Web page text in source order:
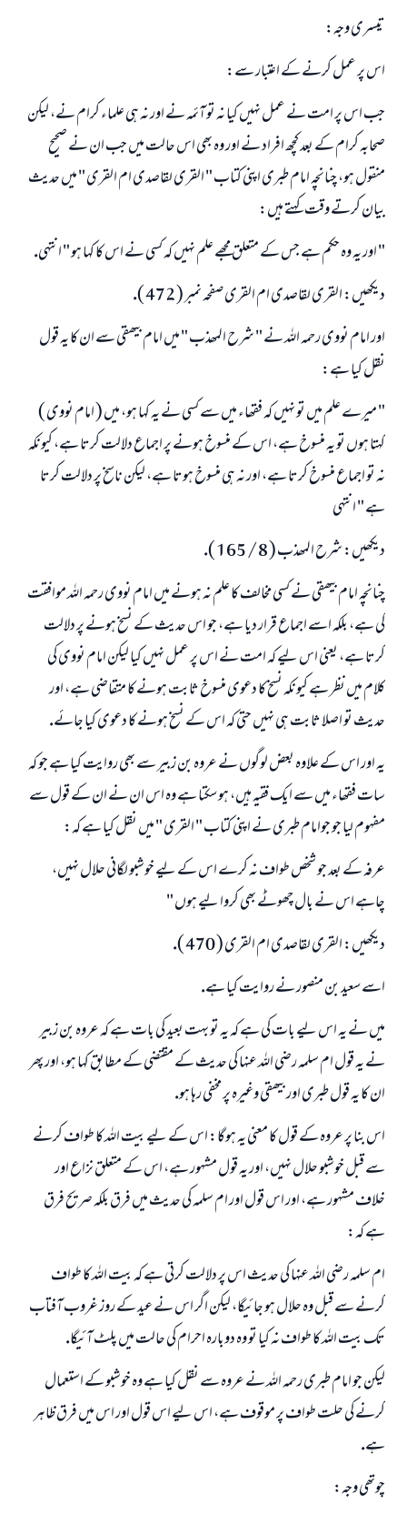
تيسرى وجہ:
اس پر عمل كرنے كے اعتبار سے:
جب اس پر امت نے عمل نہيں كيا نہ تو آئمہ نے اور نہ ہى علماء كرام نے، ليكن
صحابہ كرام كے بعد كچھ افراد نے اور وہ بھى اس حالت ميں جب ان نے صحيح
منقول ہو، چنانچہ امام طبرى اپنى كتاب " القرى لقاصدى ام القرى " ميں حديث
بيان كرتے وقت كہتے ہيں:
" اور يہ وہ حكم ہے جس كے متعلق مجھے علم نہيں كہ كسى نے اس كا كہا ہو " انتہى.
ديكھيں: القرى لقاصدى ام القرى صفحہ نمبر ( 472 ).
اور امام نووى رحمہ اللہ نے " شرح المھذب " ميں امام بيھقى سے ان كا يہ قول
نقل كيا ہے:
" ميرے علم ميں تو نہيں كہ فقھاء ميں سے كسى نے يہ كہا ہو، ميں ( امام نووى )
كہتا ہوں تو يہ منسوخ ہے، اس كے منسوخ ہونے پر اجماع دلالت كرتا ہے، كيونكہ
نہ تو اجماع منسوخ كرتا ہے، اور نہ ہى منسوخ ہوتا ہے، ليكن ناسخ پر دلالت كرتا
ہے " انتہى
ديكھيں: شرح المھذب ( 8 / 165 ).
چنانچہ امام بيھقى نے كسى مخالف كا علم نہ ہونے ميں امام نووى رحمہ اللہ موافقت
كى ہے، بلكہ اسے اجماع قرار ديا ہے، جو اس حديث كے نسخ ہونے پر دلالت
كرتا ہے، يعنى اس ليے كہ امت نے اس پر عمل نہيں كيا ليكن امام نووى كى
كلام ميں نظر ہے كيونكہ نسخ كا دعوى منسوخ ثابت ہونے كا متقاضى ہے، اور
حديث تو اصلا ثابت ہى نہيں حتى كہ اس كے نسخ ہونے كا دعوى كيا جائے.
يہ اور اس كے علاوہ بعض لوگوں نے عروہ بن زبير سے بھى روايت كيا ہے جو كہ
سات فقھاء ميں سے ايك فقيہ ہيں، ہو سكتا ہے وہ اس ان نے ان كے قول سے
مفہوم ليا جو جوامام طبرى نے اپنى كتاب " القرى " ميں نقل كيا ہے كہ:
عرفہ كے بعد جو شخص طواف نہ كرے اس كے ليے خوشبو لگانى حلال نہيں،
چاہے اس نے بال چھوٹے بھى كروا ليے ہوں "
ديكھيں: القرى لقاصدى ام القرى ( 470 ).
اسے سعيد بن منصور نے روايت كيا ہے.
ميں نے يہ اس ليے بات كى ہے كہ يہ تو بہت بعيد كى بات ہے كہ عروہ بن زبير
نے يہ قول ام سلمہ رضى اللہ عنہا كى حديث كے مقتضى كے مطابق كہا ہو، اور پھر
ان كا يہ قول طبرى اور بيھقى وغيرہ پر مخفى رہا ہو.
اس بنا پر عروہ كے قول كا معنى يہ ہوگا: اس كے ليے بيت اللہ كا طواف كرنے
سے قبل خوشبو حلال نہيں، اور يہ قول مشہور ہے، اس كے متعلق نزاع اور
خلاف مشہور ہے، اور اس قول اور ام سلمہ كى حديث ميں فرق بلكہ صريح فرق
ہے كہ:
ام سلمہ رضى اللہ عنہا كى حديث اس پر دلالت كرتى ہے كہ بيت اللہ كا طواف
كرنے سے قبل وہ حلال ہو جائيگا، ليكن اگر اس نے عيد كے روز غروب آفتاب
تك بيت اللہ كا طواف نہ كيا تو وہ دوبارہ احرام كى حالت ميں پلٹ آئيگا.
ليكن جو امام طبرى رحمہ اللہ نے عروہ سے نقل كيا ہے وہ خوشبو كے استعمال
كرنے كى حلت طواف پر موقوف ہے، اس ليے اس قول اور اس ميں فرق ظاہر
ہے.
چوتھى وجہ: